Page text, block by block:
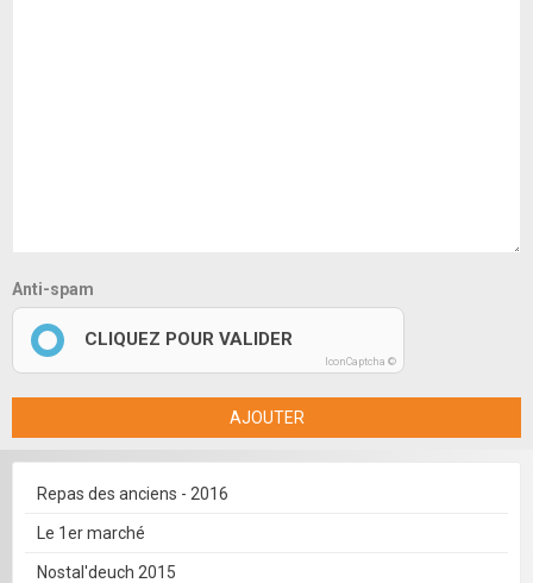
Anti-spam
CLIQUEZ POUR VALIDER
IconCaptcha ©
AJOUTER
Repas des anciens - 2016
Le 1er marché
Nostal'deuch 2015